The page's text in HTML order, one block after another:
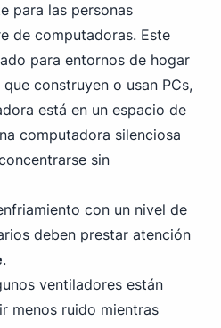
para las personas
de computadoras. Este
para entornos de hogar
construyen o usan PCs,
está en un espacio de
computadora silenciosa
sin
con un nivel de
deben prestar atención
.
ventiladores están
menos ruido mientras